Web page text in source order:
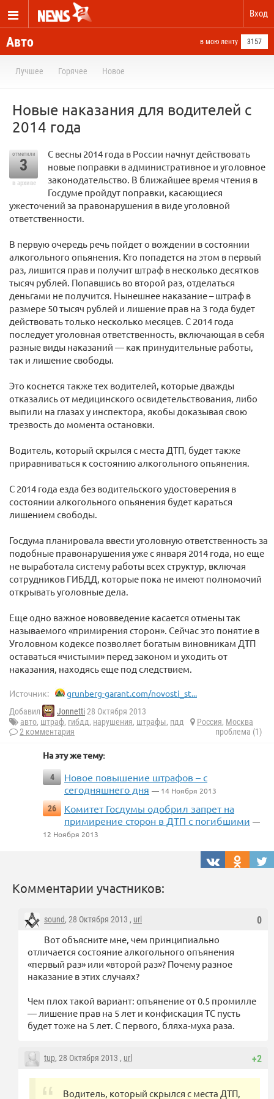
Вход
Авто в мою ленту 3157
Лучшее Горячее Новое
Новые наказания для водителей с
2014 года
отметили
3
в архиве
С весны 2014 года в России начнут действовать
новые поправки в административное и уголовное
законодательство. В ближайшее время чтения в
Госдуме пройдут поправки, касающиеся
ужесточений за правонарушения в виде уголовной
ответственности.
В первую очередь речь пойдет о вождении в состоянии
алкогольного опьянения. Кто попадется на этом в первый
раз, лишится прав и получит штраф в несколько десятков
тысяч рублей. Попавшись во второй раз, отделаться
деньгами не получится. Нынешнее наказание – штраф в
размере 50 тысяч рублей и лишение прав на 3 года будет
действовать только несколько месяцев. С 2014 года
последует уголовная ответственность, включающая в себя
разные виды наказаний — как принудительные работы,
так и лишение свободы.
Это коснется также тех водителей, которые дважды
отказались от медицинского освидетельствования, либо
выпили на глазах у инспектора, якобы доказывая свою
трезвость до момента остановки.
Водитель, который скрылся с места ДТП, будет также
приравниваться к состоянию алкогольного опьянения.
С 2014 года езда без водительского удостоверения в
состоянии алкогольного опьянения будет караться
лишением свободы.
Госдума планировала ввести уголовную ответственность за
подобные правонарушения уже с января 2014 года, но еще
не выработала систему работы всех структур, включая
сотрудников ГИБДД, которые пока не имеют полномочий
открывать уголовные дела.
Еще одно важное нововведение касается отмены так
называемого «примирения сторон». Сейчас это понятие в
Уголовном кодексе позволяет богатым виновникам ДТП
оставаться «чистыми» перед законом и уходить от
наказания, находясь еще под следствием.
Источник: grunberg-garant.com/novosti_st...
Добавил Jonnetti28 Октября 2013
авто, штраф, гибдд, нарушения, штрафы, пдд Россия, Москва
2 комментария
проблема (1)
На эту же тему:
4
Новое повышение штрафов – с
сегодняшнего дня — 14 Ноября 2013
26
Комитет Госдумы одобрил запрет на
примирение сторон в ДТП с погибшими —
12 Ноября 2013
Комментарии участников:
0
sound, 28 Октября 2013 , url
Вот объясните мне, чем принципиально
отличается состояние алкогольного опъянения
«первый раз» или «второй раз»? Почему разное
наказание в этих случаях?
Чем плох такой вариант: опъянение от 0.5 промилле
— лишение прав на 5 лет и конфискация ТС пусть
будет тоже на 5 лет. С первого, бляха-муха раза.
+2
tup, 28 Октября 2013 , url
Водитель, который скрылся с места ДТП,